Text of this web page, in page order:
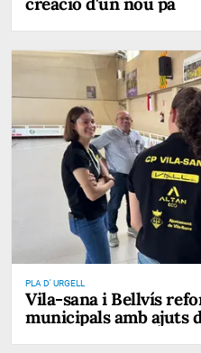
PLA D' URGELL
Vila-sana i Bellvís
municipals amb ajuts